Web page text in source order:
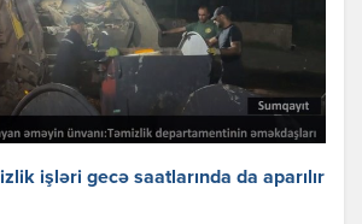
işləri gecə saatlarında da aparılır